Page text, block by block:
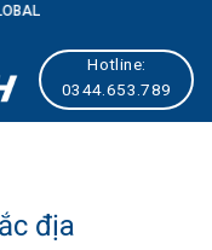
Hotline:
0344.653.789
địa